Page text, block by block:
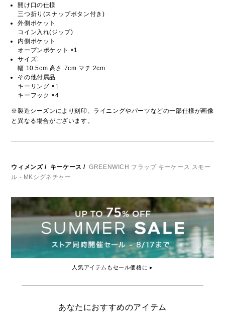
開け口の仕様
三つ折り(スナップボタン付き)
外側ポケット
コイン入れ(ジップ)
内側ポケット
オープンポケット ×1
サイズ:
幅:10.5cm 高さ:7cm マチ:2cm
その他付属品
キーリング ×1
キーフック ×4
※製造シーズンにより刻印、ライニングやパーツなどの一部仕様が画像
と異なる場合がございます。
ウィメンズ/ キーケース / GREENWICH フラップ キーケース スモー
ル - MKシグネチャー
人気アイテムもセール価格に ▸
あなたにおすすめのアイテム